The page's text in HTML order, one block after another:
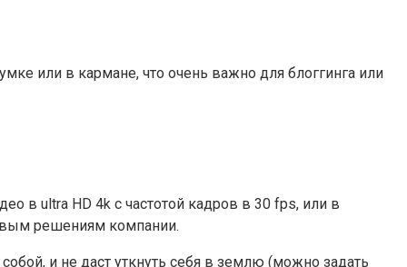
или в кармане, что очень важно для блоггинга или
в ultra HD 4k с частотой кадров в 30 fps, или в
решениям компании.
и не даст уткнуть себя в землю (можно задать